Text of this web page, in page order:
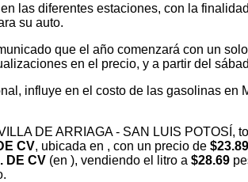
las diferentes estaciones, con la
su auto.
que el año comenzará con un
en el precio, y a partir del
influye en el costo de las gasolinas
DE ARRIAGA - SAN LUIS POTOSÍ,
CV, ubicada en , con un precio de $23.89
DE CV (en ), vendiendo el litro a $28.69